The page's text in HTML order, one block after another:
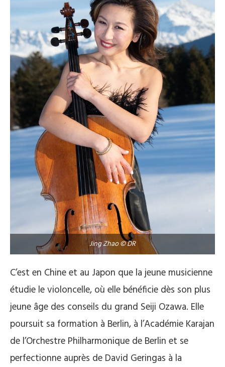
Jing Zhao © DR
C’est en Chine et au Japon que la jeune musicienne
étudie le violoncelle, où elle bénéficie dès son plus
jeune âge des conseils du grand Seiji Ozawa. Elle
poursuit sa formation à Berlin, à l’Académie Karajan
de l’Orchestre Philharmonique de Berlin et se
perfectionne auprès de David Geringas à la